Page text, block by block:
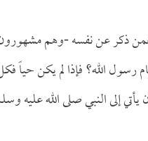
ذكر عن نفسه -وهم
الله؟ فإذا لم يكن حياً
إلى النبي صلى الله عليه